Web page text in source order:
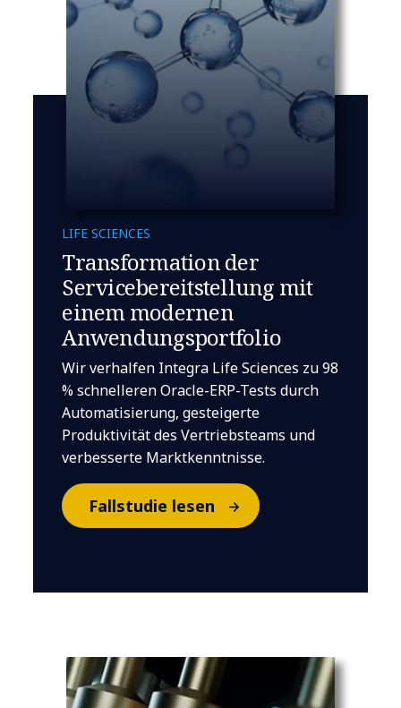
LIFE SCIENCES
Transformation der
Servicebereitstellung mit
einem modernen
Anwendungsportfolio
Wir verhalfen Integra Life Sciences zu 98
% schnelleren Oracle-ERP-Tests durch
Automatisierung, gesteigerte
Produktivität des Vertriebsteams und
verbesserte Marktkenntnisse.
Fallstudie lesen